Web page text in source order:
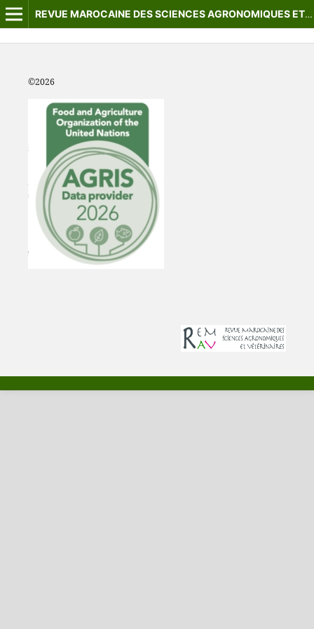
REVUE MAROCAINE DES SCIENCES AGRONOMIQUES ET VÉTÉRINAIRES
©2026